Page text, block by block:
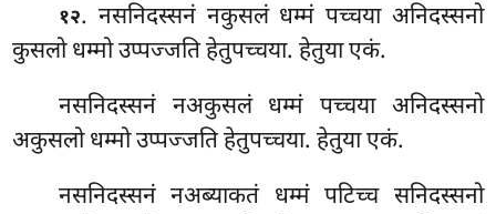
१२. नसनिदस्सनं नकुसलं धम्मं पच्चया अनिदस्सनो
कुसलो धम्मो उप्पज्जति हेतुपच्चया. हेतुया एकं.
नसनिदस्सनं नअकुसलं धम्मं पच्चया अनिदस्सनो
अकुसलो धम्मो उप्पज्जति हेतुपच्चया. हेतुया एकं.
नसनिदस्सनंनअब्याकतं धम्मं पटिच्च सनिदस्सनो